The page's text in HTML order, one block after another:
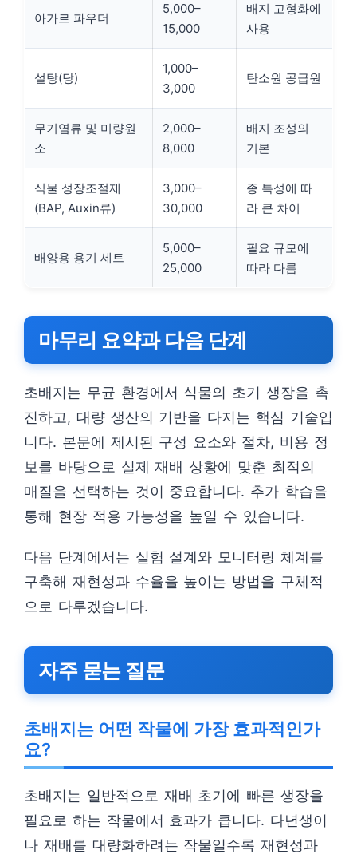
아가르 파우더
5,000–
15,000
배지 고형화에
사용
설탕(당)
1,000–
3,000
탄소원 공급원
무기염류 및 미량원
소
2,000–
8,000
배지 조성의
기본
식물 성장조절제
(BAP, Auxin류)
3,000–
30,000
종 특성에 따
라 큰 차이
배양용 용기 세트
5,000–
25,000
필요 규모에
따라 다름
마무리 요약과 다음 단계
초배지는 무균 환경에서 식물의 초기 생장을 촉
진하고, 대량 생산의 기반을 다지는 핵심 기술입
니다. 본문에 제시된 구성 요소와 절차, 비용 정
보를 바탕으로 실제 재배 상황에 맞춘 최적의
매질을 선택하는 것이 중요합니다. 추가 학습을
통해 현장 적용 가능성을 높일 수 있습니다.
다음 단계에서는 실험 설계와 모니터링 체계를
구축해 재현성과 수율을 높이는 방법을 구체적
으로 다루겠습니다.
자주 묻는 질문
초배지는 어떤 작물에 가장 효과적인가
요?
초배지는 일반적으로 재배 초기에 빠른 생장을
필요로 하는 작물에서 효과가 큽니다. 다년생이
나 재배를 대량화하려는 작물일수록 재현성과